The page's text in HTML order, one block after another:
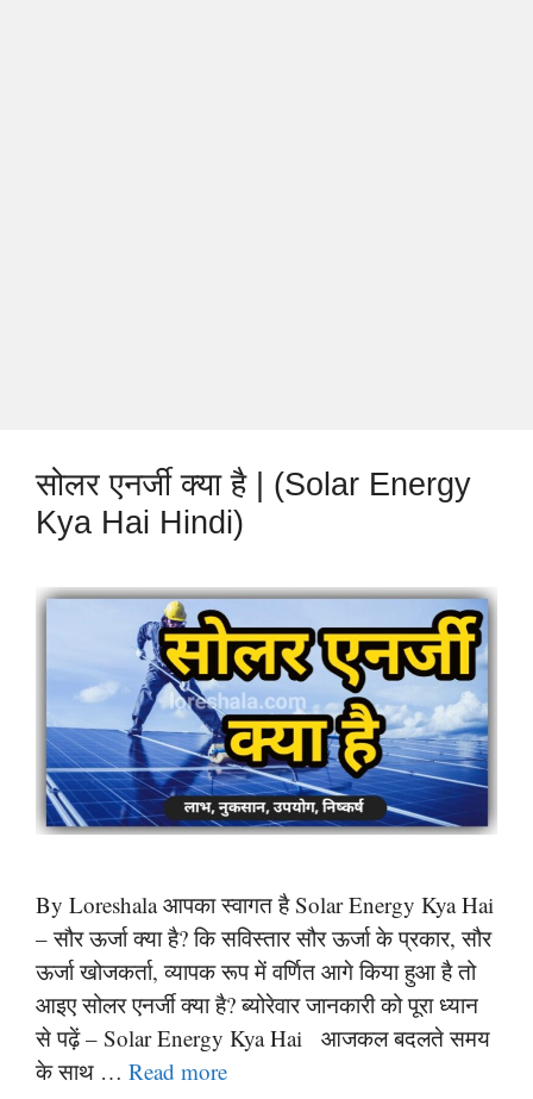
सोलर एनर्जी क्या है | (Solar Energy
Kya Hai Hindi)
By Loreshala आपका स्वागत है Solar Energy Kya Hai
– सौर ऊर्जा क्या है? कि सविस्तार सौर ऊर्जा के प्रकार, सौर
ऊर्जा खोजकर्ता, व्यापक रूप में वर्णित आगे किया हुआ है तो
आइए सोलर एनर्जी क्या है? ब्योरेवार जानकारी को पूरा ध्यान
से पढ़ें – Solar Energy Kya Hai आजकल बदलते समय
के साथ … Read more